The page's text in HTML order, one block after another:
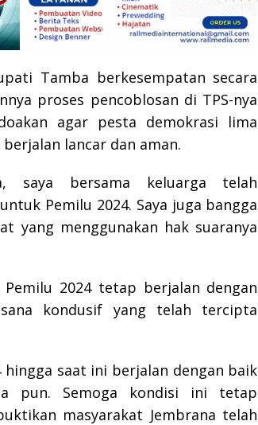
Tamba berkesempatan secara
proses pencoblosan di TPS-nya
agar pesta demokrasi lima
lancar dan aman.
saya bersama keluarga telah
Pemilu 2024. Saya juga bangga
yang menggunakan hak suaranya
2024 tetap berjalan dengan
kondusif yang telah tercipta
hingga saat ini berjalan dengan baik
pun. Semoga kondisi ini tetap
masyarakat Jembrana telah